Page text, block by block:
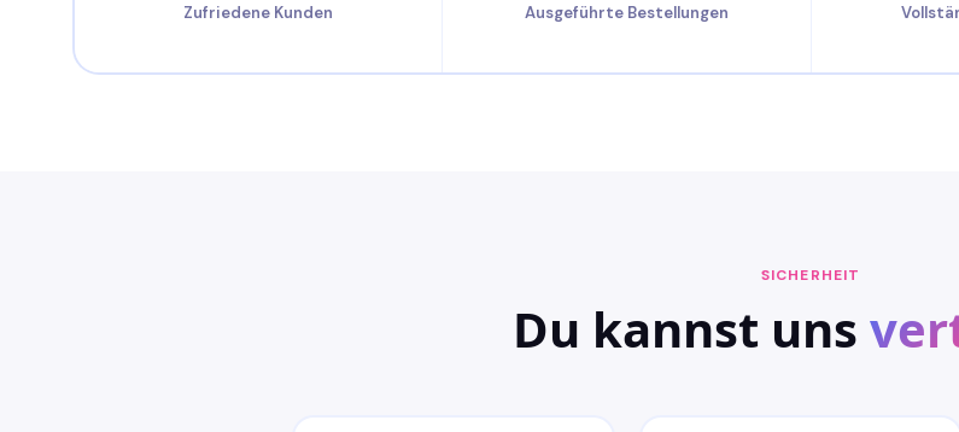
Zufriedene Kunden Ausgeführte Bestellungen
SICHERHEIT
Du kannst uns